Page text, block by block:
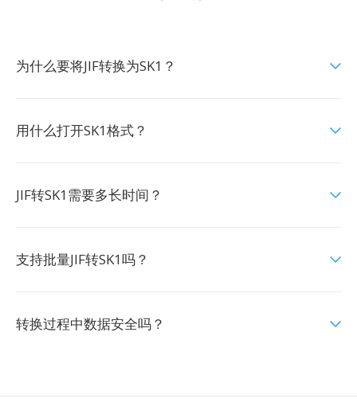
为什么要将JIF转换为SK1？
用什么打开SK1格式？
JIF转SK1需要多长时间？
支持批量JIF转SK1吗？
转换过程中数据安全吗？